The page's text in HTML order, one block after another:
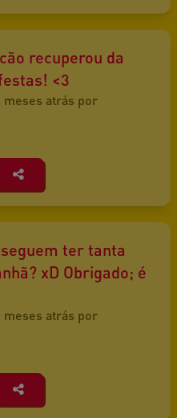
recuperou da
<3
meses atrás por
ter tanta
xD Obrigado; é
meses atrás por